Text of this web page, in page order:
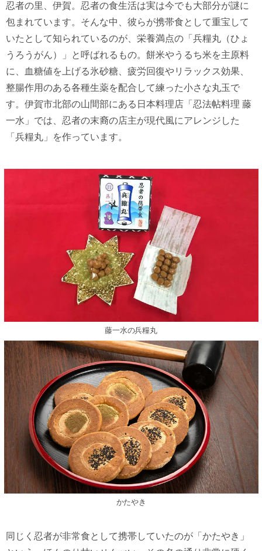
忍者の里、伊賀。忍者の食生活は実は今でも大部分が謎に
包まれています。そんな中、彼らが携帯食として重宝して
いたとして知られているのが、栄養満点の「兵糧丸（ひょ
うろうがん）」と呼ばれるもの。餅米やうるち米を主原料
に、血糖値を上げる氷砂糖、疲労回復やリラックス効果、
整腸作用のある各種生薬を配合して練った小さな丸玉で
す。伊賀市北部の山間部にある日本料理店「忍法帖料理 藤
一水」では、忍者の末裔の店主が現代風にアレンジした
「兵糧丸」を作っています。
藤一水の兵糧丸
かたやき
同じく忍者が非常食として携帯していたのが「かたやき」